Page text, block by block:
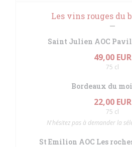
Les vins rouges du
Saint Julien AOC
49,00 EUR
75 cl
Bordeaux du
22,00 EUR
75 cl
N'hésitez pas à demander la
St Emilion AOC Les